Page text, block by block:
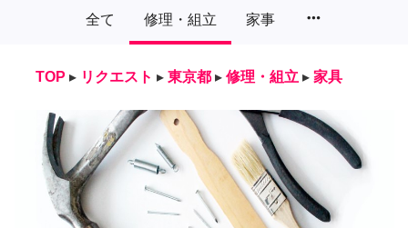
全て 修理・組立 家事 more_horiz
TOP ▸ リクエスト ▸ 東京都 ▸ 修理・組立 ▸ 家具